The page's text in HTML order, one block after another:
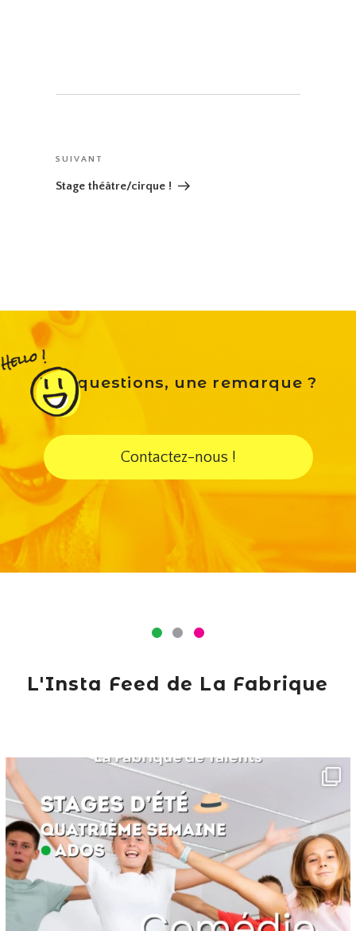
de
l’article
Article
suivant
SUIVANT
Stage théâtre/cirque !
Des questions, une remarque ?
Contactez-nous !
L'Insta Feed de La Fabrique
lafabriquedetalents
Juin 16